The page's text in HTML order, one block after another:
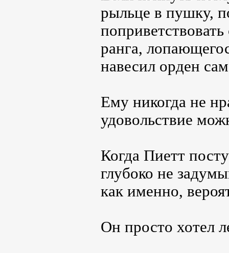
рыльце в пушку,
ранга,
навесил орден
Ему никогда не
удовольствие
Когда Пиетт
глубоко не
как именно,
Он просто хотел